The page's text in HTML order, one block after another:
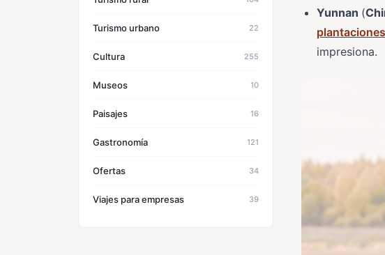
Turismo urbano 22
Cultura 255
Museos 10
Paisajes 16
Gastronomía 121
Ofertas 34
Viajes para empresas 39
Yunnan (
impresiona.